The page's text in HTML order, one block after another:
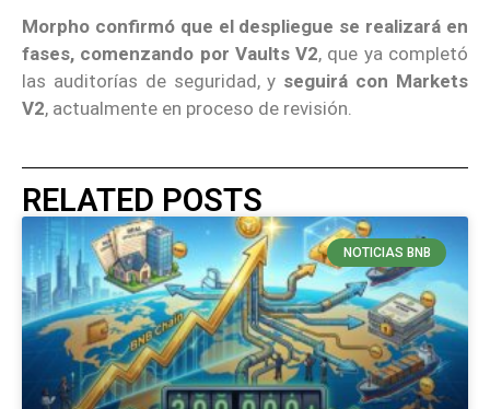
Morpho confirmó que el despliegue se realizará en
fases, comenzando por Vaults V2, que ya completó
las auditorías de seguridad, y seguirá con Markets
V2, actualmente en proceso de revisión.
RELATED POSTS
NOTICIAS BNB